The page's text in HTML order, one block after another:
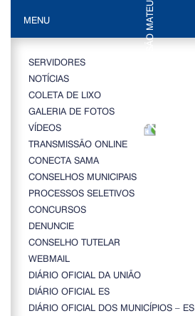
MENU
SERVIDORES
NOTÍCIAS
COLETA DE LIXO
GALERIA DE FOTOS
VÍDEOS
TRANSMISSÃO ONLINE
CONECTA SAMA
CONSELHOS MUNICIPAIS
PROCESSOS SELETIVOS
CONCURSOS
DENUNCIE
CONSELHO TUTELAR
WEBMAIL
DIÁRIO OFICIAL DA UNIÃO
DIÁRIO OFICIAL ES
DIÁRIO OFICIAL DOS MUNICÍPIOS – ES